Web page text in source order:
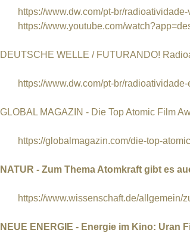
https://www.dw.com/pt-br/
https://www.youtube.com/
DEUTSCHE WELLE / FUTURANDO!
https://www.dw.com/pt-br/
GLOBAL MAGAZIN - Die Top Atomic Film
https://globalmagazin.com/die-top-
NATUR - Zum Thema Atomkraft gibt es
https://www.wissenschaft.de/allgemein/
NEUE ENERGIE - Energie im Kino: Uran